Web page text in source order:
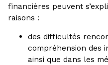
financières peuvent
raisons :
des difficultés
compréhension des
ainsi que dans les